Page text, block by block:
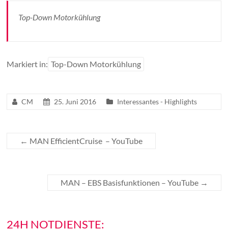
Top-Down Motorkühlung
Markiert in: Top-Down Motorkühlung
CM 25. Juni 2016 Interessantes - Highlights
← MAN EfficientCruise – YouTube
MAN – EBS Basisfunktionen – YouTube →
24H NOTDIENSTE: